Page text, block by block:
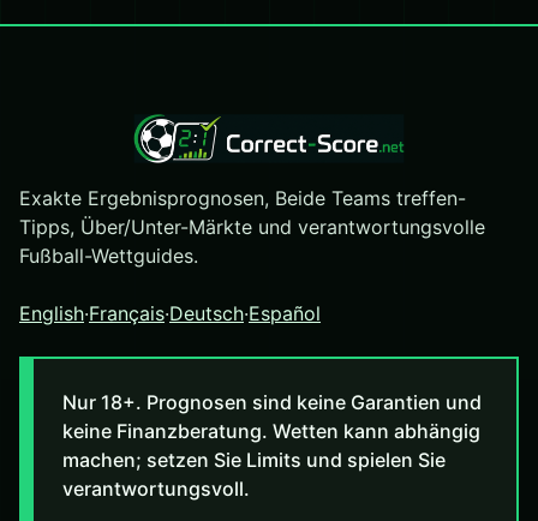
Exakte Ergebnisprognosen, Beide Teams treffen-
Tipps, Über/Unter-Märkte und verantwortungsvolle
Fußball-Wettguides.
English·Français·Deutsch·Español
Nur 18+. Prognosen sind keine Garantien und
keine Finanzberatung. Wetten kann abhängig
machen; setzen Sie Limits und spielen Sie
verantwortungsvoll.